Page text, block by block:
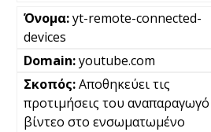
yt-remote-connected-
devices
youtube.com
Αποθηκεύει τις
προτιμήσεις του αναπαραγωγό
βίντεο στο ενσωματωμένο